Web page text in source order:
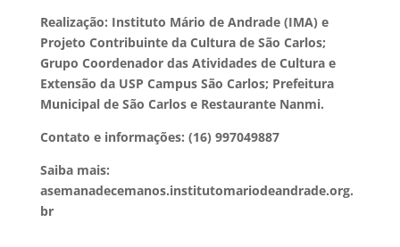
Realização: Instituto Mário de Andrade (IMA) e
Projeto Contribuinte da Cultura de São Carlos;
Grupo Coordenador das Atividades de Cultura e
Extensão da USP Campus São Carlos; Prefeitura
Municipal de São Carlos e Restaurante Nanmi.
Contato e informações: (16) 997049887
Saiba mais:
asemanadecemanos.institutomariodeandrade.org.
br